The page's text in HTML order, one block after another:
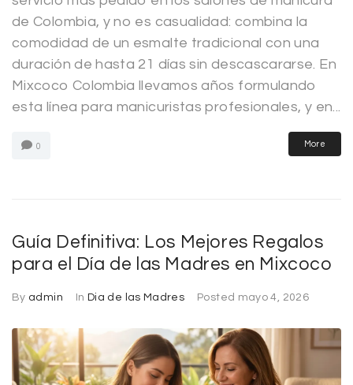
de Colombia, y no es casualidad: combina la
comodidad de un esmalte tradicional con una
duración de hasta 21 días sin descascararse. En
Mixcoco Colombia llevamos años formulando
esta línea para manicuristas profesionales, y en...
0 More
Guía Definitiva: Los Mejores Regalos
para el Día de las Madres en Mixcoco
By admin In Dia de las Madres Posted mayo 4, 2026